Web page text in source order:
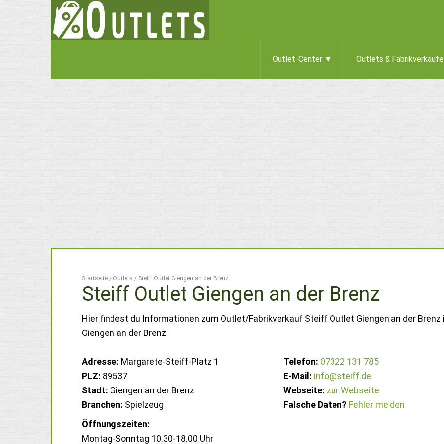
Outlet-Center ▼ Outlets &
Startseite / Outlets / Steiff Outlet Giengen an der Brenz
Steiff Outlet Giengen an der Brenz
Hier findest du Informationen zum Outlet/Fabrikverkauf Steiff Outlet Giengen an der Brenz
Giengen an der Brenz:
Adresse: Margarete-Steiff-Platz 1
PLZ: 89537
Stadt: Giengen an der Brenz
Branchen: Spielzeug
Telefon: 07322 131 785
E-Mail: info@steiff.de
Webseite: zur Webseite
Falsche Daten? Fehler melden
Öffnungszeiten:
Montag-Sonntag 10.30-18.00 Uhr